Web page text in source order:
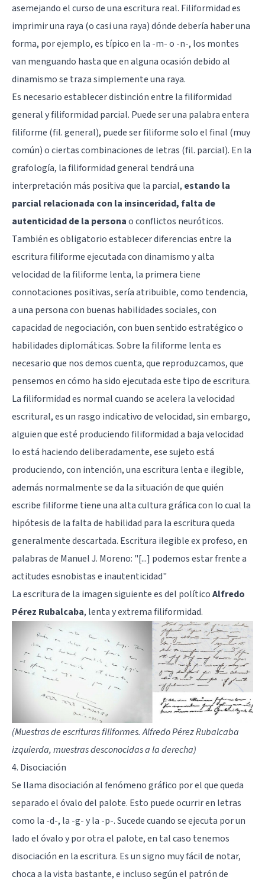
asemejando el curso de una escritura real. Filiformidad es
imprimir una raya (o casi una raya) dónde debería haber una
forma, por ejemplo, es típico en la -m- o -n-, los montes
van menguando hasta que en alguna ocasión debido al
dinamismo se traza simplemente una raya.
Es necesario establecer distinción entre la filiformidad
general y filiformidad parcial. Puede ser una palabra entera
filiforme (fil. general), puede ser filiforme solo el final (muy
común) o ciertas combinaciones de letras (fil. parcial). En la
grafología, la filiformidad general tendrá una
interpretación más positiva que la parcial, estando la
parcial relacionada con la insinceridad, falta de
autenticidad de la personaoconflictos neuróticos.
También es obligatorio establecer diferencias entre la
escritura filiforme ejecutada con dinamismo y alta
velocidad de la filiforme lenta, la primera tiene
connotaciones positivas, sería atribuible, como tendencia,
a una persona con buenas habilidades sociales, con
capacidad de negociación, con buen sentido estratégico o
habilidades diplomáticas. Sobre la filiforme lenta es
necesario que nos demos cuenta, que reproduzcamos, que
pensemos en cómo ha sido ejecutada este tipo de escritura.
La filiformidad es normal cuando se acelera la velocidad
escritural, es un rasgo indicativo de velocidad, sin embargo,
alguien que esté produciendo filiformidad a baja velocidad
lo está haciendo deliberadamente, ese sujeto está
produciendo, con intención, una escritura lenta e ilegible,
además normalmente se da la situación de que quién
escribe filiforme tiene una alta cultura gráfica con lo cual la
hipótesis de la falta de habilidad para la escritura queda
generalmente descartada. Escritura ilegible ex profeso, en
palabras de Manuel J. Moreno: "[...] podemos estar frente a
actitudes esnobistas e inautenticidad"
La escritura de la imagen siguiente es del políticoAlfredo
Pérez Rubalcaba, lenta y extrema filiformidad.
(Muestras de escrituras filiformes. Alfredo Pérez Rubalcaba
izquierda, muestras desconocidas a la derecha)
4. Disociación
Se llama disociación al fenómeno gráfico por el que queda
separado el óvalo del palote. Esto puede ocurrir en letras
como la -d-, la -g- y la -p-. Sucede cuando se ejecuta por un
lado el óvalo y por otra el palote, en tal caso tenemos
disociación en la escritura. Es un signo muy fácil de notar,
choca a la vista bastante, e incluso según el patrón de